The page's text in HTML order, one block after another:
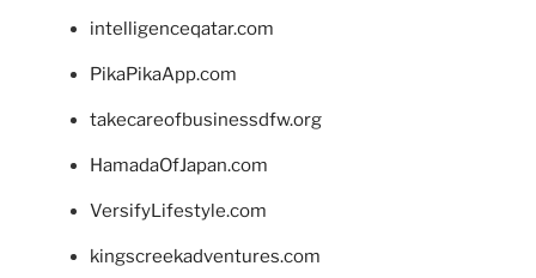
intelligenceqatar.com
PikaPikaApp.com
takecareofbusinessdfw.org
HamadaOfJapan.com
VersifyLifestyle.com
kingscreekadventures.com